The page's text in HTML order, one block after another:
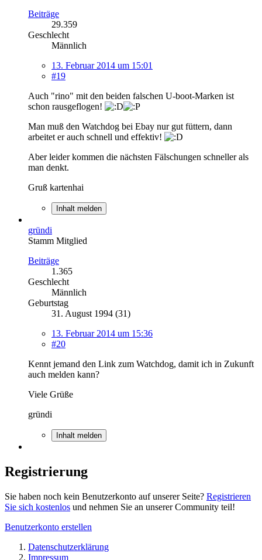
Beiträge
29.359
Geschlecht
Männlich
13. Februar 2014 um 15:01
#19
Auch "rino" mit den beiden falschen U-boot-Marken ist
schon rausgeflogen!
Man muß den Watchdog bei Ebay nur gut füttern, dann
arbeitet er auch schnell und effektiv!
Aber leider kommen die nächsten Fälschungen schneller als
man denkt.
Gruß kartenhai
Inhalt melden
gründi
Stamm Mitglied
Beiträge
1.365
Geschlecht
Männlich
Geburtstag
31. August 1994 (31)
13. Februar 2014 um 15:36
#20
Kennt jemand den Link zum Watchdog, damit ich in Zukunft
auch melden kann?
Viele Grüße
gründi
Inhalt melden
Registrierung
Sie haben noch kein Benutzerkonto auf unserer Seite? Registrieren
Sie sich kostenlos und nehmen Sie an unserer Community teil!
Benutzerkonto erstellen
Datenschutzerklärung
Impressum